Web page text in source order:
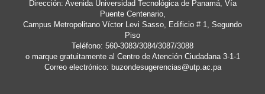
Dirección: Avenida Universidad Tecnológica de Panamá, Vía
Puente Centenario,
Campus Metropolitano Víctor Levi Sasso, Edificio # 1, Segundo
Piso
Teléfono: 560-3083/3084/3087/3088
o marque gratuitamente al Centro de Atención Ciudadana 3-1-1
Correo electrónico: buzondesugerencias@utp.ac.pa